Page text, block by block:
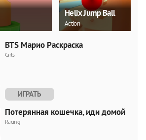
Helix Jump Ball
Action
BTS Марио Раскраска
Girls
ИГРАТЬ
Потерянная кошечка, иди домой
Racing